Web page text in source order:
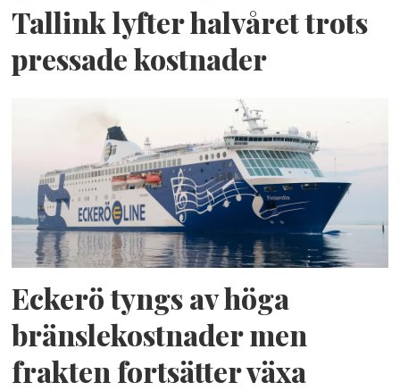
Tallink lyfter halvåret trots
pressade kostnader
Eckerö tyngs av höga
bränslekostnader men
frakten fortsätter växa